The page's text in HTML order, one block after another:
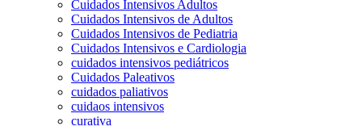
Cuidados Intensivos Adultos
Cuidados Intensivos de Adultos
Cuidados Intensivos de Pediatria
Cuidados Intensivos e Cardiologia
cuidados intensivos pediátricos
Cuidados Paleativos
cuidados paliativos
cuidaos intensivos
curativa